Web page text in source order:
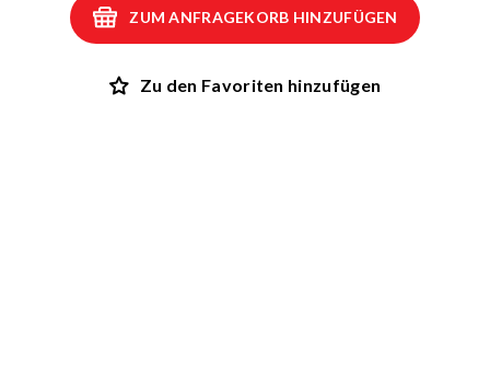
ZUM ANFRAGEKORB HINZUFÜGEN
Zu den Favoriten hinzufügen